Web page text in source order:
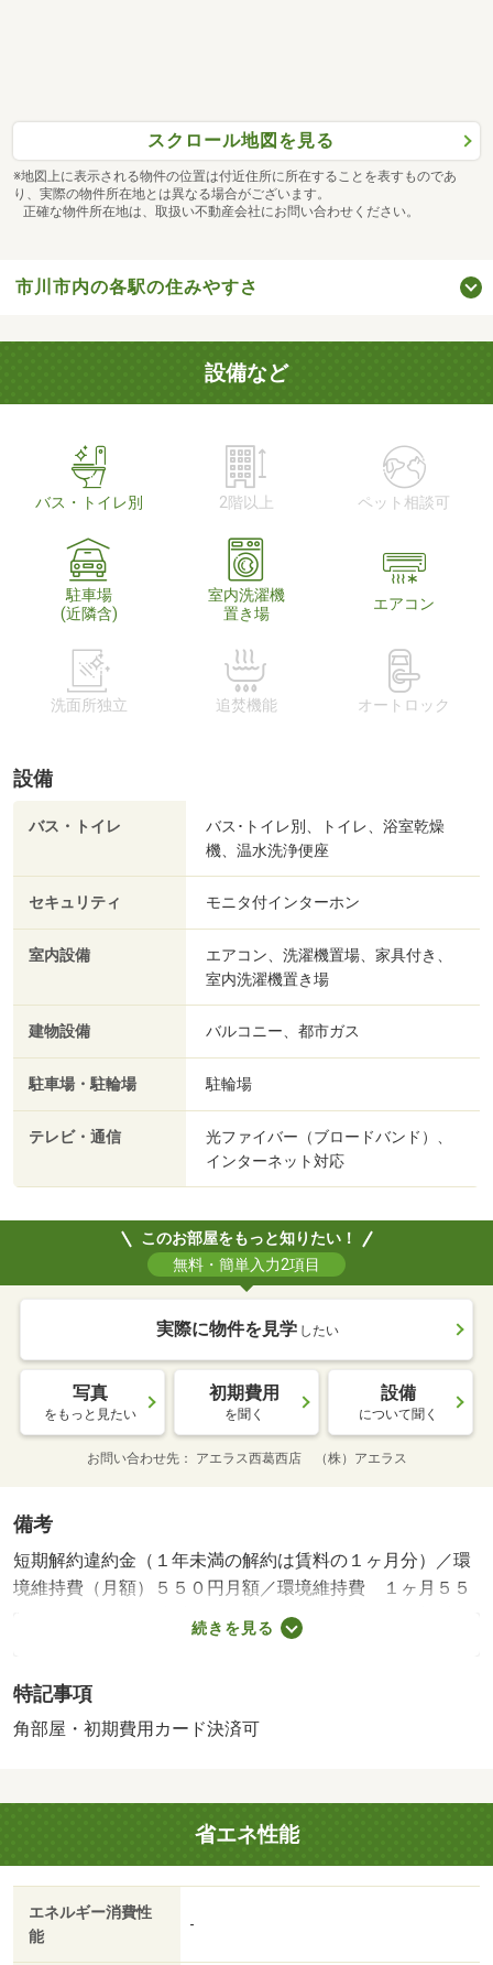
スクロール地図を見る
※地図上に表示される物件の位置は付近住所に所在することを表すものであ
り、実際の物件所在地とは異なる場合がございます。
正確な物件所在地は、取扱い不動産会社にお問い合わせください。
市川市内の各駅の住みやすさ
設備など
バス・トイレ別 2階以上 ペット相談可
駐車場
(近隣含)
室内洗濯機
置き場
エアコン
洗面所独立 追焚機能 オートロック
設備
バス・トイレ
バス･トイレ別、トイレ、浴室乾燥
機、温水洗浄便座
セキュリティ モニタ付インターホン
室内設備
エアコン、洗濯機置場、家具付き、
室内洗濯機置き場
建物設備 バルコニー、都市ガス
駐車場・駐輪場 駐輪場
テレビ・通信
光ファイバー（ブロードバンド）、
インターネット対応
このお部屋をもっと知りたい！
無料・簡単入力2項目
実際に物件を見学 したい
写真
をもっと見たい
初期費用
を聞く
設備
について聞く
お問い合わせ先 アエラス西葛西店 （株）アエラス
備考
短期解約違約金（１年未満の解約は賃料の１ヶ月分）／環
境維持費（月額）５５０円月額／環境維持費 １ヶ月５５
０円（税込）／引落手数料 ５２４円（税込）／更新手数
料１６５００円（税込）／角部屋／Ｓｍａｒｔｌｏｃｋ／
／家具家電設備が充実／駐輪場代借主負担（使用時）・賃
貸保証等：加入要（月額賃料等の１００％（初回保証
期費用分割払い可（クレジットカード決済も可）／お客様
のご希望に合わせた方法（店頭、オンライン等）で物件を
ご提案いたします・駐輪場：有（無料）
続きを見る
特記事項
角部屋・初期費用カード決済可
省エネ性能
エネルギー消費性
能
-